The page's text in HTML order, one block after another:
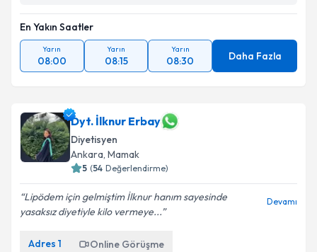
En Yakın Saatler
Yarın
08:00
Yarın
08:15
Yarın
08:30 Daha Fazla
Dyt. İlknur Erbay
Diyetisyen
Ankara, Mamak
5 (54 Değerlendirme)
Lipödem için gelmiştim İlknur hanım sayesinde
yasaksız diyetiyle kilo vermeye...
Devamı
Adres 1 Online Görüşme